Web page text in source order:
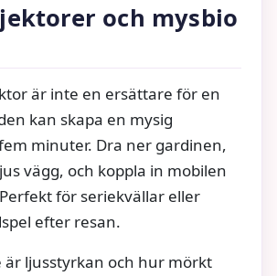
och mysbio
är inte en ersättare för en
kan skapa en mysig
minuter. Dra ner gardinen,
vägg, och koppla in mobilen
för seriekvällar eller
efter resan.
är ljusstyrkan och hur mörkt